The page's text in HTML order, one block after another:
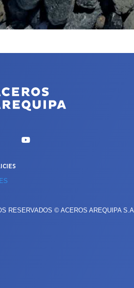
YouTube
RESERVADOS © ACEROS AREQUIPA S.A.